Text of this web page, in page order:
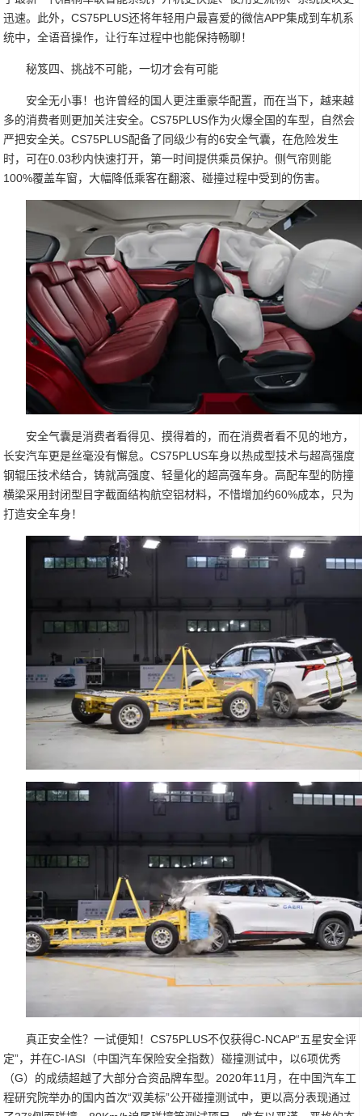
迅速。此外，CS75PLUS还将年轻用户最喜爱的微信APP集成到车机系
统中，全语音操作，让行车过程中也能保持畅聊！
秘笈四、挑战不可能，一切才会有可能
安全无小事！也许曾经的国人更注重豪华配置，而在当下，越来越
多的消费者则更加关注安全。CS75PLUS作为火爆全国的车型，自然会
严把安全关。CS75PLUS配备了同级少有的6安全气囊，在危险发生
时，可在0.03秒内快速打开，第一时间提供乘员保护。侧气帘则能
100%覆盖车窗，大幅降低乘客在翻滚、碰撞过程中受到的伤害。
安全气囊是消费者看得见、摸得着的，而在消费者看不见的地方，
长安汽车更是丝毫没有懈怠。CS75PLUS车身以热成型技术与超高强度
钢辊压技术结合，铸就高强度、轻量化的超高强车身。高配车型的防撞
横梁采用封闭型目字截面结构航空铝材料，不惜增加约60%成本，只为
打造安全车身！
真正安全性？一试便知！CS75PLUS不仅获得C-NCAP“五星安全评
定”，并在C-IASI（中国汽车保险安全指数）碰撞测试中，以6项优秀
（G）的成绩超越了大部分合资品牌车型。2020年11月，在中国汽车工
程研究院举办的国内首次“双美标”公开碰撞测试中，更以高分表现通过